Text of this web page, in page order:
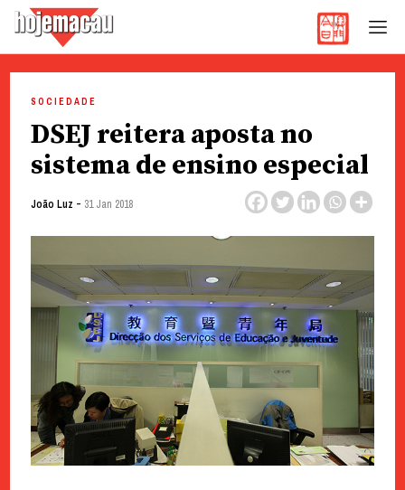
content
SOCIEDADE
DSEJ reitera aposta no
sistema de ensino especial
João Luz - 31 Jan 2018